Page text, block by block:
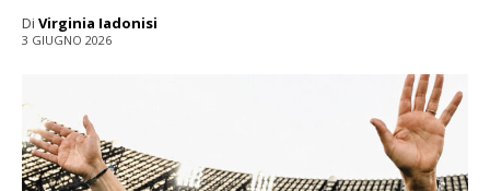
Di Virginia Iadonisi
3 GIUGNO 2026